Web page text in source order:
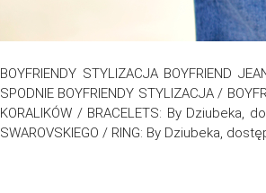
BOYFRIENDY STYLIZACJA BOYFRIEND
SPODNIE BOYFRIENDY STYLIZACJA /
KORALIKÓW / BRACELETS: By Dziubeka,
SWAROVSKIEGO / RING: By Dziubeka,